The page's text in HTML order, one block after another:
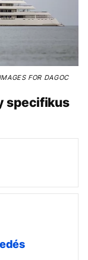
FOR DAGOC
specifikus